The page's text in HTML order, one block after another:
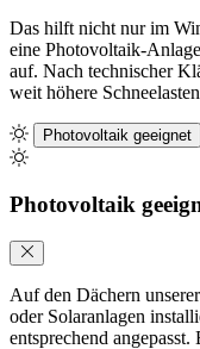
Das hilft nicht nur im
eine Photovoltaik-
auf. Nach technischer
weit höhere
Photovoltaik geeignet
Photovoltaik
Auf den Dächern
oder Solaranlagen
entsprechend